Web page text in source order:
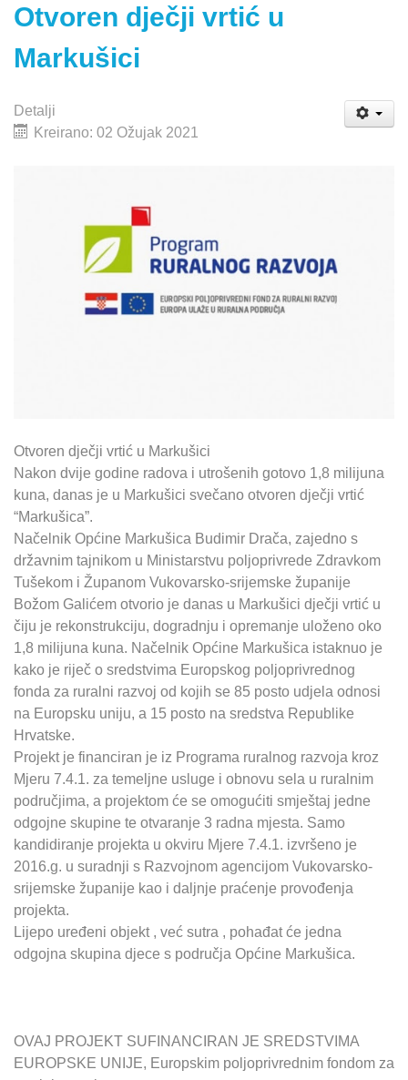
Otvoren dječji vrtić u
Markušici
Detalji
Kreirano: 02 Ožujak 2021
Otvoren dječji vrtić u Markušici
Nakon dvije godine radova i utrošenih gotovo 1,8 milijuna
kuna, danas je u Markušici svečano otvoren dječji vrtić
“Markušica”.
Načelnik Općine Markušica Budimir Drača, zajedno s
državnim tajnikom u Ministarstvu poljoprivrede Zdravkom
Tušekom i Županom Vukovarsko-srijemske županije
Božom Galićem otvorio je danas u Markušici dječji vrtić u
čiju je rekonstrukciju, dogradnju i opremanje uloženo oko
1,8 milijuna kuna. Načelnik Općine Markušica istaknuo je
kako je riječ o sredstvima Europskog poljoprivrednog
fonda za ruralni razvoj od kojih se 85 posto udjela odnosi
na Europsku uniju, a 15 posto na sredstva Republike
Hrvatske.
Projekt je financiran je iz Programa ruralnog razvoja kroz
Mjeru 7.4.1. za temeljne usluge i obnovu sela u ruralnim
područjima, a projektom će se omogućiti smještaj jedne
odgojne skupine te otvaranje 3 radna mjesta. Samo
kandidiranje projekta u okviru Mjere 7.4.1. izvršeno je
2016.g. u suradnji s Razvojnom agencijom Vukovarsko-
srijemske županije kao i daljnje praćenje provođenja
projekta.
Lijepo uređeni objekt , već sutra , pohađat će jedna
odgojna skupina djece s područja Općine Markušica.
OVAJ PROJEKT SUFINANCIRAN JE SREDSTVIMA
EUROPSKE UNIJE, Europskim poljoprivrednim fondom za